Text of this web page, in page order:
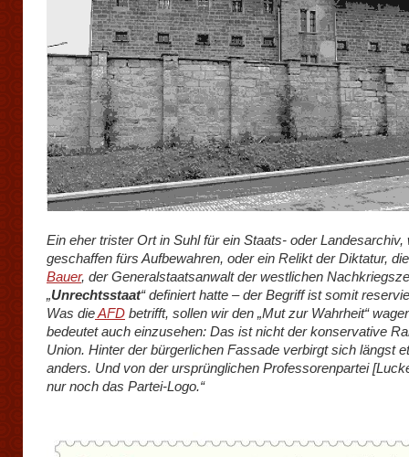
Ein eher trister Ort in Suhl für ein Staats- oder Landesarchiv,
geschaffen fürs Aufbewahren, oder ein Relikt der Diktatur,
Bauer, der Generalstaatsanwalt der westlichen
„Unrechtsstaat“ definiert hatte – der Begriff ist somit
Was dieAFD betrifft, sollen wir den „Mut zur Wahrheit“
bedeutet auch einzusehen: Das ist nicht der konservative
Union. Hinter der bürgerlichen Fassade verbirgt sich längst
anders. Und von der ursprünglichen Professorenpartei
nur noch das Partei-Logo.“